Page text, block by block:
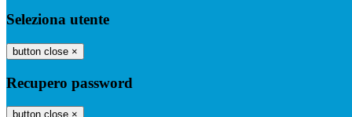
Seleziona utente
button close ×
Recupero password
button close ×